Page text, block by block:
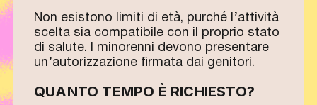
Non esistono limiti di età, purché l’attività
scelta sia compatibile con il proprio stato
di salute. I minorenni devono presentare
un’autorizzazione firmata dai genitori.
QUANTO TEMPO È RICHIESTO?